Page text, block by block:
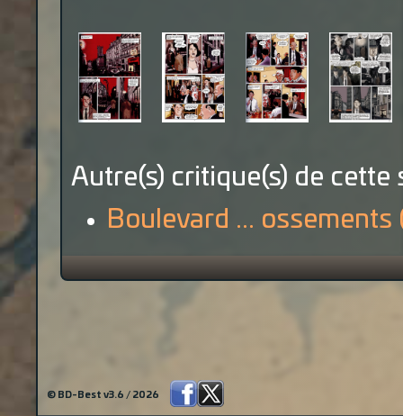
Autre(s) critique(s) de cette
Boulevard ... ossements
© BD-Best v3.6 / 2026